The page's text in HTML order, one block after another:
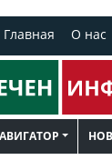
Главная О нас